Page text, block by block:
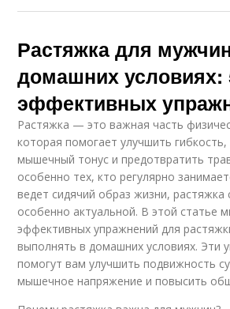
Растяжка для
домашних условиях:
эффективных
Растяжка — это важная часть
которая помогает улучшить
мышечный тонус и предотвратить
особенно тех, кто регулярно
ведет сидячий образ жизни, растяжка
особенно актуальной. В этой статье
эффективных упражнений для
выполнять в домашних условиях. Эти
помогут вам улучшить подвижность
мышечное напряжение и повысить